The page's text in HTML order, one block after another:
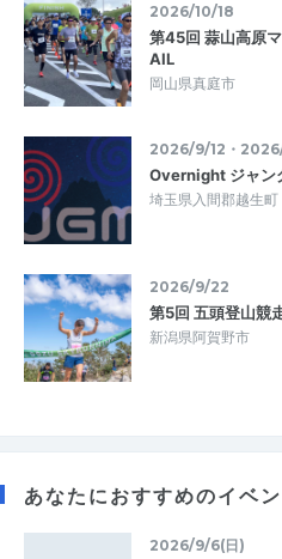
2026/10/18
第45回 蒜山高原
AIL
岡山県真庭市
2026/9/12・
Overnight ジャン
埼玉県入間郡越生町
2026/9/22
第5回 五頭登山競
新潟県阿賀野市
あなたにおすすめのイベン
2026/9/6(日)